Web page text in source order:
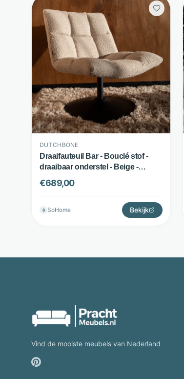
DUTCHBONE
Draaifauteuil Bar - Bouclé stof -
draaibaar onderstel - Beige -
Dutchbone
€689,00
S SoHome Bekijk
Vind de mooiste meubels van Nederland